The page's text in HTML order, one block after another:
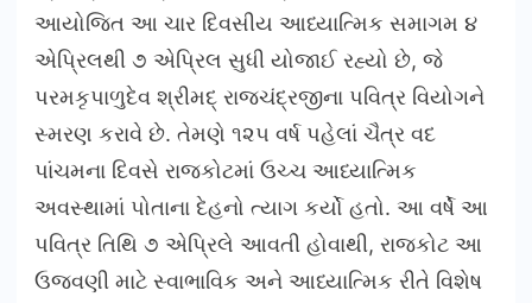
આયોજિત આ ચાર દિવસીય આધ્યાત્મિક સમાગમ ૪
એપ્રિલથી ૭ એપ્રિલ સુધી યોજાઈ રહ્યો છે, જે
પરમકૃપાળુદેવ શ્રીમદ્ રાજચંદ્રજીના પવિત્ર વિયોગને
સ્મરણ કરાવે છે. તેમણે ૧૨૫ વર્ષ પહેલાં ચૈત્ર વદ
પાંચમના દિવસે રાજકોટમાં ઉચ્ચ આધ્યાત્મિક
અવસ્થામાં પોતાના દેહનો ત્યાગ કર્યો હતો. આ વર્ષે આ
પવિત્ર તિથિ ૭ એપ્રિલે આવતી હોવાથી, રાજકોટ આ
ઉજવણી માટે સ્વાભાવિક અને આધ્યાત્મિક રીતે વિશેષ